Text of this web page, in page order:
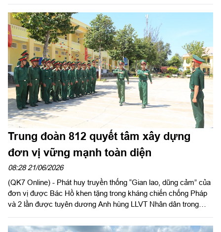
Trung đoàn 812 quyết tâm xây dựng
đơn vị vững mạnh toàn diện
08:28 21/06/2026
(QK7 Online) - Phát huy truyền thống “Gian lao, dũng cảm” của
đơn vị được Bác Hồ khen tặng trong kháng chiến chống Pháp
và 2 lần được tuyên dương Anh hùng LLVT Nhân dân trong
đoàn 812, Bộ CHQS tỉnh Lâm Đồng luôn nỗ lực nâng cao chất